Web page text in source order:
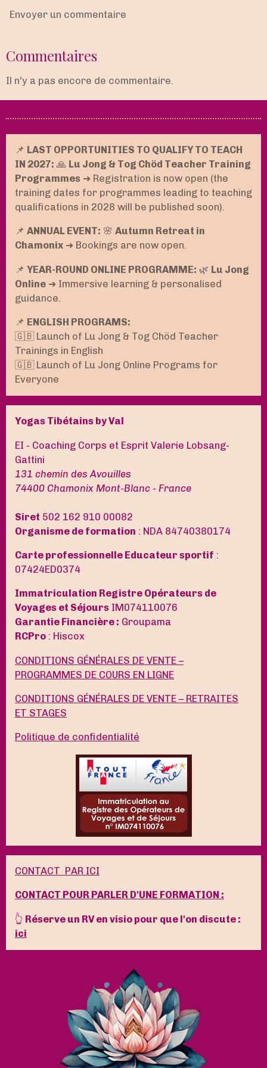
Envoyer un commentaire
Commentaires
Il n'y a pas encore de commentaire.
📌 LAST OPPORTUNITIES TO QUALIFY TO TEACH
IN 2027: 🙏 Lu Jong & Tog Chöd Teacher Training
Programmes ➜ Registration is now open (the
training dates for programmes leading to teaching
qualifications in 2028 will be published soon).
📌 ANNUAL EVENT: 🌸 Autumn Retreat in
Chamonix ➜ Bookings are now open.
📌 YEAR-ROUND ONLINE PROGRAMME: 🌿 Lu Jong
Online ➜ Immersive learning & personalised
guidance.
📌 ENGLISH PROGRAMS:
🇬🇧 Launch of Lu Jong & Tog Chöd Teacher
Trainings in English
🇬🇧 Launch of Lu Jong Online Programs for
Everyone
Yogas Tibétains by Val
EI - Coaching Corps et Esprit Valerie Lobsang-
Gattini
131 chemin des Avouilles
74400 Chamonix Mont-Blanc - France
Siret 502 162 910 00082
Organisme de formation : NDA 84740380174
Carte professionnelle Educateur sportif :
07424ED0374
Immatriculation Registre Opérateurs de
Voyages et Séjours IM074110076
Garantie Financière : Groupama
RCPro : Hiscox
CONDITIONS GÉNÉRALES DE VENTE –
PROGRAMMES DE COURS EN LIGNE
CONDITIONS GÉNÉRALES DE VENTE – RETRAITES
ET STAGES
Politique de confidentialité
CONTACT PAR ICI
CONTACT POUR PARLER D'UNE FORMATION :
👆 Réserve un RV en visio pour que l'on discute :
ici